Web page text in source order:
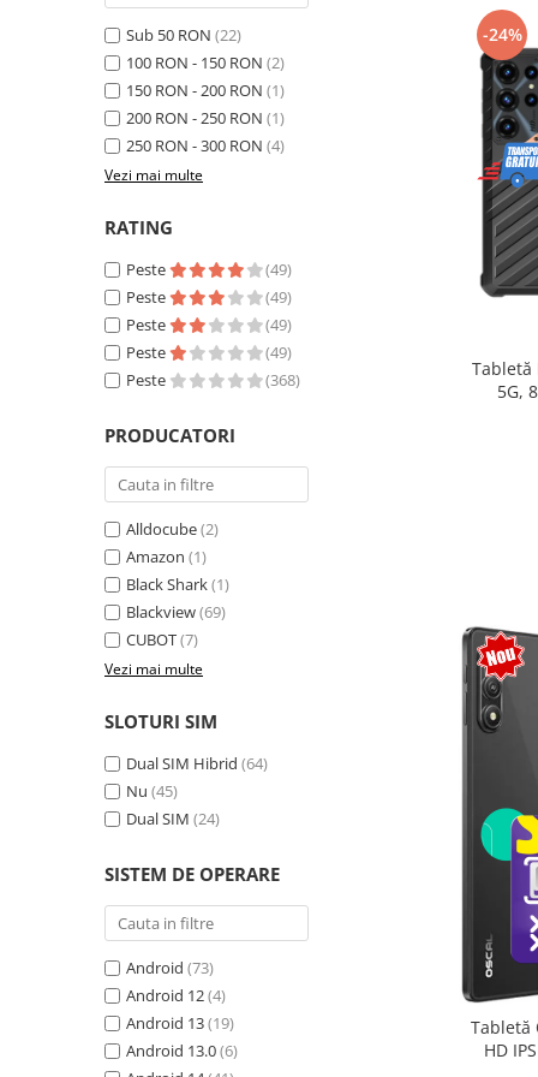
Telefoane mobile Realme
Telefoane mobile ZTE Nubia
Telefoane mobile ALTE BRANDURI
Tablete PC, mini PC si laptopuri
Tablete PC
Tablete pc cu proiector video
Laptop-uri
Monitoare pc
TV si Proiectoare Smart
Camere auto, home si sport
Camere auto DVR
Oglinzi auto smart cu camera
Camere Supraveghere
Mini Video Camera
Accesorii Camere Supraveghere
Casti Wireless
Casti cu Fir
Casti Profesionale
Ceasuri si Inele smart, bratari
Smartwatch
Ceasuri Smart pentru copii
Bratari Fitness
Accesorii Smartwatch
Trotinete electrice si accesorii
Sub 50 RON (22)
100 RON - 150 RON (2)
150 RON - 200 RON (1)
200 RON - 250 RON (1)
250 RON - 300 RON (4)
Vezi mai multe
RATING
Peste
(49)
Peste
(49)
Peste
(49)
Peste
(49)
Peste
(368)
PRODUCATORI
Alldocube(2)
Amazon (1)
Black Shark(1)
Blackview(69)
CUBOT(7)
Vezi mai multe
SLOTURI SIM
Dual SIM Hibrid (64)
Nu (45)
Dual SIM (24)
SISTEM DE OPERARE
Android (73)
Android 12(4)
Android 13(19)
Android 13.0(6)
-24%
Tabletă
5G,
Tabletă
HD